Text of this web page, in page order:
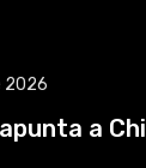
y anticipa